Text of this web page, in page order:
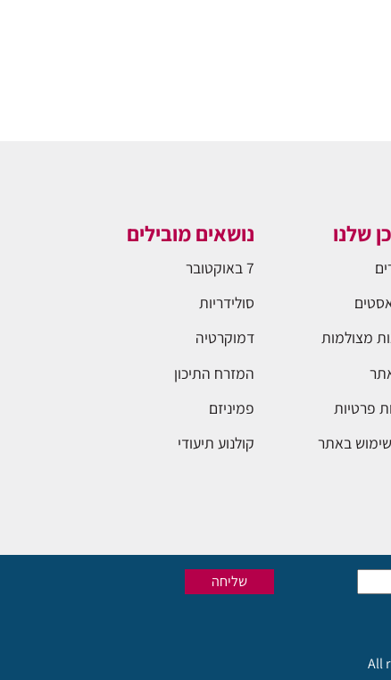
שלנו
מצולמות
פרטיות
באתר
נושאים מובילים
7 באוקטובר
סולידריות
דמוקרטיה
המזרח התיכון
פמיניזם
קולנוע תיעודי
All